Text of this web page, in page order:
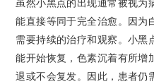
虽然小黑点的出现通常被视为
能直接等同于完全治愈。因为
需要持续的治疗和观察。小黑
能开始恢复，色素沉着有所增
退或不会复发。因此，患者仍